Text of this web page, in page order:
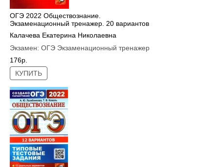
ОГЭ 2022 Обществознание.
Экзаменационный тренажер. 20 вариантов
Калачева Екатерина Николаевна
Экзамен: ОГЭ Экзаменационный тренажер
176р.
КУПИТЬ